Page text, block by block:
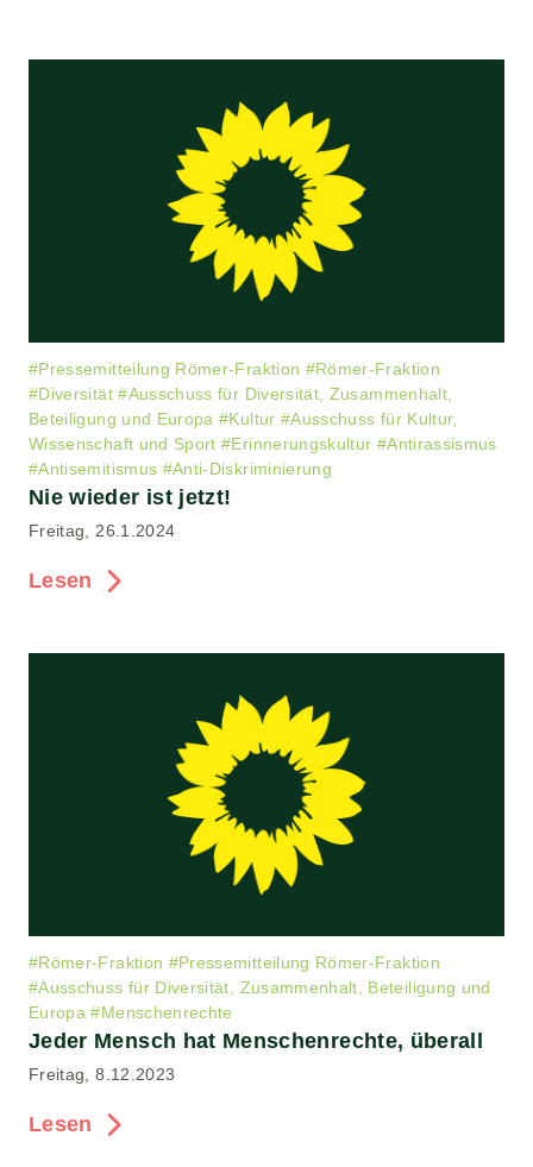
#Pressemitteilung Römer-Fraktion #Römer-Fraktion
#Diversität #Ausschuss für Diversität, Zusammenhalt,
Beteiligung und Europa #Kultur #Ausschuss für Kultur,
Wissenschaft und Sport#Erinnerungskultur #Antirassismus
#Antisemitismus #Anti-Diskriminierung
Nie wieder ist jetzt!
Freitag, 26.1.2024
Lesen
#Römer-Fraktion #Pressemitteilung Römer-Fraktion
#Ausschuss für Diversität, Zusammenhalt, Beteiligung und
Europa #Menschenrechte
Jeder Mensch hat Menschenrechte, überall
Freitag, 8.12.2023
Lesen